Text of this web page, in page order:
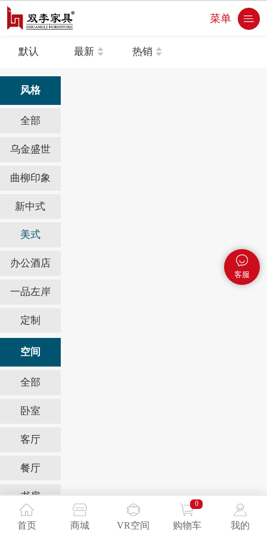
菜单
客服
默认 最新 热销
风格
全部
乌金盛世
曲柳印象
新中式
美式
办公酒店
一品左岸
定制
空间
全部
卧室
客厅
餐厅
书房
办公室
首页 商城 VR空间
0
购物车 我的